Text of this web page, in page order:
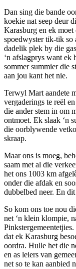
Dan sing die bande
koekie nat seep deur
Karasburg en ek
spoedwyster tik-tik so
dadelik plek by die
‘n afslagprys want ek
sommer summier die
aan jou kant het nie.
Terwyl Mart aandete
vergaderings te reël
die ander stem in om
ontmoet. Ek slaak ‘n
die oorblywende
skraap.
Maar ons is moeg,
saam met al die
het ons 1003 km
onder die afdak en
dubbelbed neer. En
So kom ons toe nou
net ‘n klein klompie,
dat ek Karasburg
oordra. Hulle het die
en as leiers van
net so te kan aanbied